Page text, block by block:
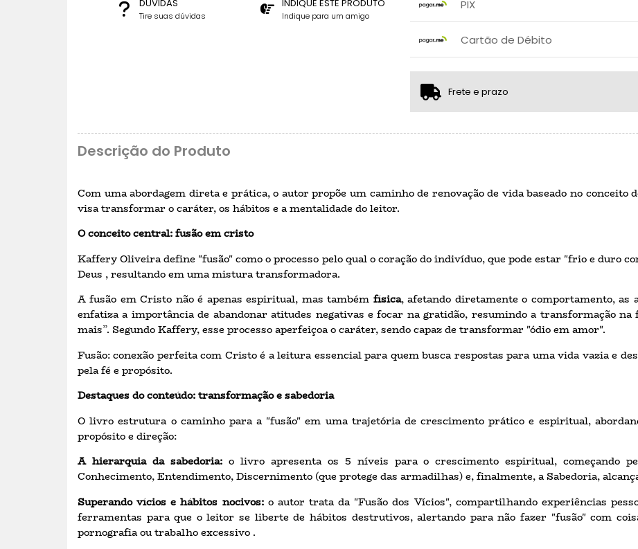
DÚVIDAS
Tire suas dúvidas
INDIQUE ESTE PRODUTO
Indique para um amigo
PIX
Cartão de Débito
...
Frete e prazo
Descrição do Produto
Com uma abordagem direta e prática, o autor propõe um caminho de renovação de vida baseado no conceito
visa transformar o caráter, os hábitos e a mentalidade do leitor.
O conceito central: fusão em cristo
Kaffery Oliveira define "fusão" como o processo pelo qual o coração do indivíduo, que pode estar "frio e duro
Deus , resultando em uma mistura transformadora.
A fusão em Cristo não é apenas espiritual, mas também física, afetando diretamente o comportamento, as
enfatiza a importância de abandonar atitudes negativas e focar na gratidão, resumindo a transformação na
mais”. Segundo Kaffery, esse processo aperfeiçoa o caráter, sendo capaz de transformar "ódio em amor".
Fusão: conexão perfeita com Cristo é a leitura essencial para quem busca respostas para uma vida vazia e
pela fé e propósito.
Destaques do conteúdo: transformação e sabedoria
O livro estrutura o caminho para a "fusão" em uma trajetória de crescimento prático e espiritual,
propósito e direção:
A hierarquia da sabedoria:o livro apresenta os 5 níveis para o crescimento espiritual, começando
Conhecimento, Entendimento, Discernimento (que protege das armadilhas) e, finalmente, a Sabedoria,
Superando vícios e hábitos nocivos:o autor trata da "Fusão dos Vícios", compartilhando experiências
ferramentas para que o leitor se liberte de hábitos destrutivos, alertando para não fazer "fusão" com
pornografia ou trabalho excessivo .